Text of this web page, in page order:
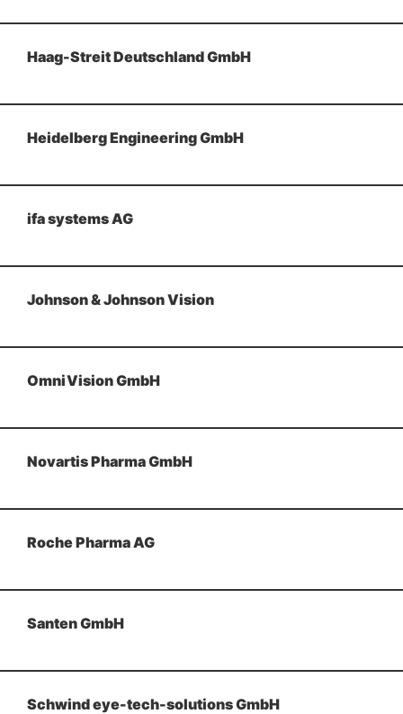
Haag-Streit Deutschland GmbH
Heidelberg Engineering GmbH
ifa systems AG
Johnson & Johnson Vision
OmniVision GmbH
Novartis Pharma GmbH
Roche Pharma AG
Santen GmbH
Schwind eye-tech-solutions GmbH